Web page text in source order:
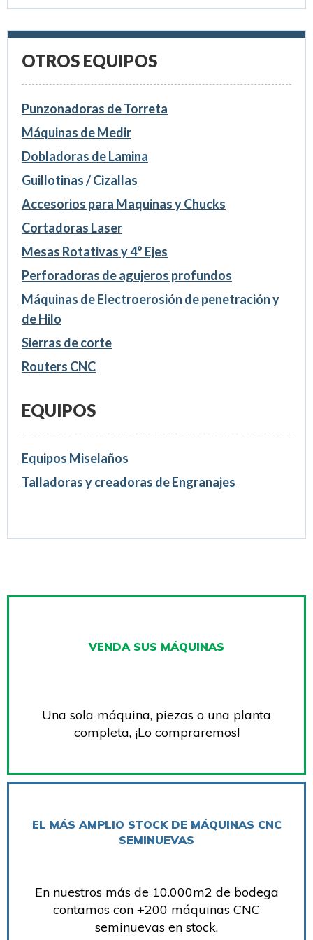
OTROS EQUIPOS
Punzonadoras de Torreta
Máquinas de Medir
Dobladoras de Lamina
Guillotinas / Cizallas
Accesorios para Maquinas y Chucks
Cortadoras Laser
Mesas Rotativas y 4° Ejes
Perforadoras de agujeros profundos
Máquinas de Electroerosión de penetración y
de Hilo
Sierras de corte
Routers CNC
EQUIPOS
Equipos Miselaños
Talladoras y creadoras de Engranajes
VENDA SUS MÁQUINAS
Una sola máquina, piezas o una planta
completa, ¡Lo compraremos!
EL MÁS AMPLIO STOCK DE MÁQUINAS CNC
SEMINUEVAS
En nuestros más de 10.000m2 de bodega
contamos con +200 máquinas CNC
seminuevas en stock.